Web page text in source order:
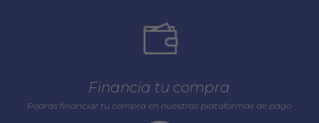
Financia tu compra
Podrás financiar tu compra en nuestras plataformas de pago